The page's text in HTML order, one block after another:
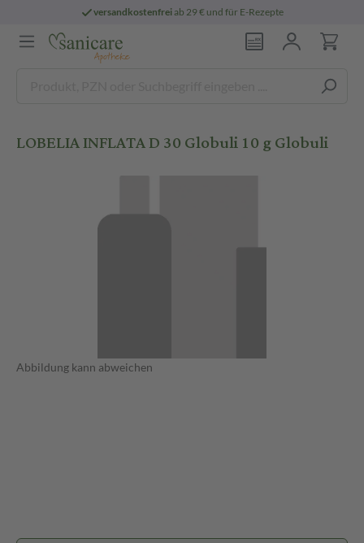
versandkostenfreiab 29 € und für E-Rezepte
LOBELIA INFLATA D 30 Globuli 10 g Globuli
Abbildung kann abweichen